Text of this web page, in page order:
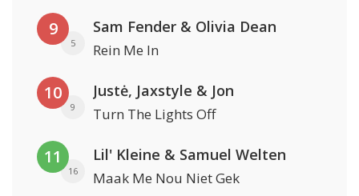
9
5
Sam Fender & Olivia Dean
Rein Me In
10
9
Justė, Jaxstyle & Jon
Turn The Lights Off
11
16
Lil' Kleine & Samuel Welten
Maak Me Nou Niet Gek